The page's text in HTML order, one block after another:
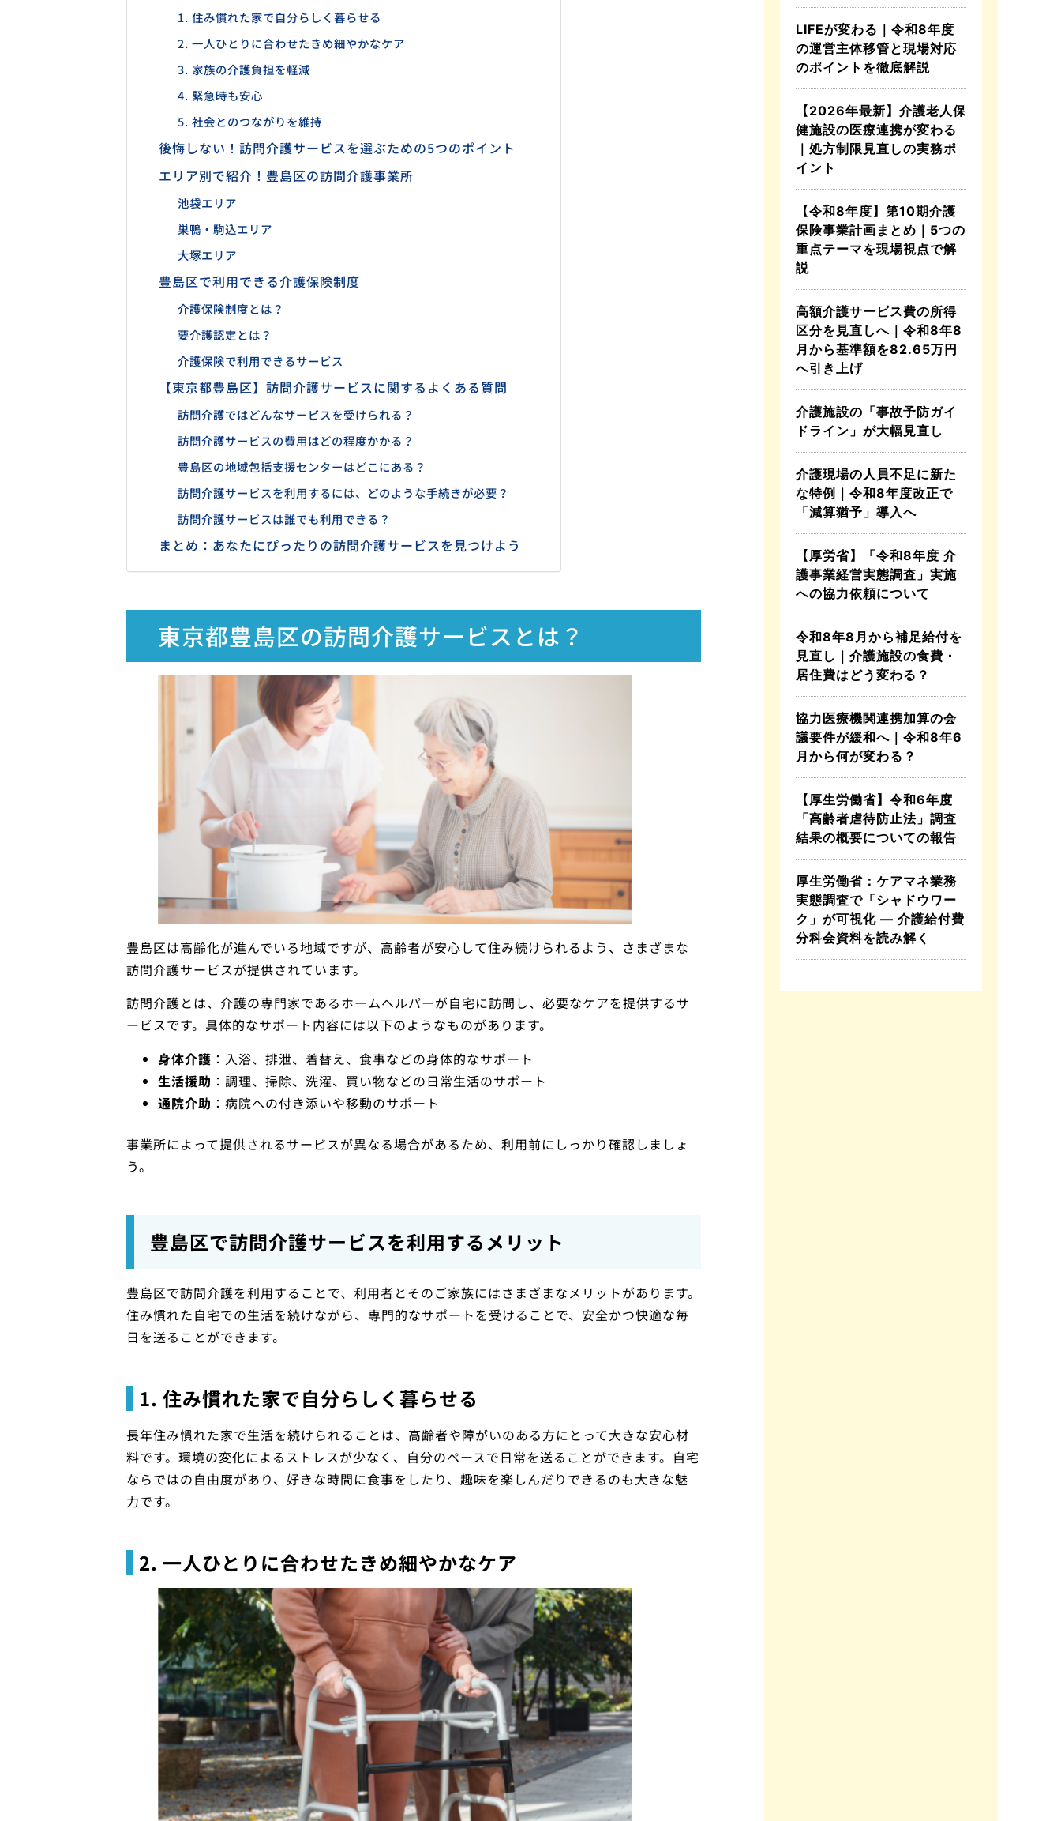
1. 住み慣れた家で自分らしく暮らせる
2. 一人ひとりに合わせたきめ細やかなケア
3. 家族の介護負担を軽減
4. 緊急時も安心
5. 社会とのつながりを維持
後悔しない！訪問介護サービスを選ぶための5つのポイント
エリア別で紹介！豊島区の訪問介護事業所
池袋エリア
巣鴨・駒込エリア
大塚エリア
豊島区で利用できる介護保険制度
介護保険制度とは？
要介護認定とは？
介護保険で利用できるサービス
【東京都豊島区】訪問介護サービスに関するよくある質問
訪問介護ではどんなサービスを受けられる？
訪問介護サービスの費用はどの程度かかる？
豊島区の地域包括支援センターはどこにある？
訪問介護サービスを利用するには、どのような手続きが必要？
訪問介護サービスは誰でも利用できる？
まとめ：あなたにぴったりの訪問介護サービスを見つけよう
東京都豊島区の訪問介護サービスとは？
豊島区は高齢化が進んでいる地域ですが、高齢者が安心して住み続けられるよう、さまざまな
訪問介護サービスが提供されています。
訪問介護とは、介護の専門家であるホームヘルパーが自宅に訪問し、必要なケアを提供するサ
ービスです。具体的なサポート内容には以下のようなものがあります。
身体介護 ：入浴、排泄、着替え、食事などの身体的なサポート
生活援助 ：調理、掃除、洗濯、買い物などの日常生活のサポート
通院介助 ：病院への付き添いや移動のサポート
事業所によって提供されるサービスが異なる場合があるため、利用前にしっかり確認しましょ
う。
豊島区で訪問介護サービスを利用するメリット
豊島区で訪問介護を利用することで、利用者とそのご家族にはさまざまなメリットがあります。
住み慣れた自宅での生活を続けながら、専門的なサポートを受けることで、安全かつ快適な毎
日を送ることができます。
1. 住み慣れた家で自分らしく暮らせる
長年住み慣れた家で生活を続けられることは、高齢者や障がいのある方にとって大きな安心材
料です。環境の変化によるストレスが少なく、自分のペースで日常を送ることができます。自宅
ならではの自由度があり、好きな時間に食事をしたり、趣味を楽しんだりできるのも大きな魅
力です。
2. 一人ひとりに合わせたきめ細やかなケア
LIFEが変わる｜令和8年度
の運営主体移管と現場対応
のポイントを徹底解説
【2026年最新】介護老人保
健施設の医療連携が変わる
｜処方制限見直しの実務ポ
イント
【令和8年度】第10期介護
保険事業計画まとめ｜5つの
重点テーマを現場視点で解
説
高額介護サービス費の所得
区分を見直しへ｜令和8年8
月から基準額を82.65万円
へ引き上げ
介護施設の「事故予防ガイ
ドライン」が大幅見直し
介護現場の人員不足に新た
な特例｜令和8年度改正で
「減算猶予」導入へ
【厚労省】「令和8年度 介
護事業経営実態調査」実施
への協力依頼について
令和8年8月から補足給付を
見直し｜介護施設の食費・
居住費はどう変わる？
協力医療機関連携加算の会
議要件が緩和へ｜令和8年6
月から何が変わる？
【厚生労働省】令和6年度
「高齢者虐待防止法」調査
結果の概要についての報告
厚生労働省：ケアマネ業務
実態調査で「シャドウワー
ク」が可視化 ― 介護給付費
分科会資料を読み解く